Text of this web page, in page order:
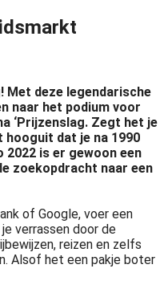
Met deze legendarische
naar het podium voor
‘Prijzenslag. Zegt het je
hooguit dat je na 1990
2022 is er gewoon een
zoekopdracht naar een
of Google, voer een
verrassen door de
reizen en zelfs
Alsof het een pakje boter